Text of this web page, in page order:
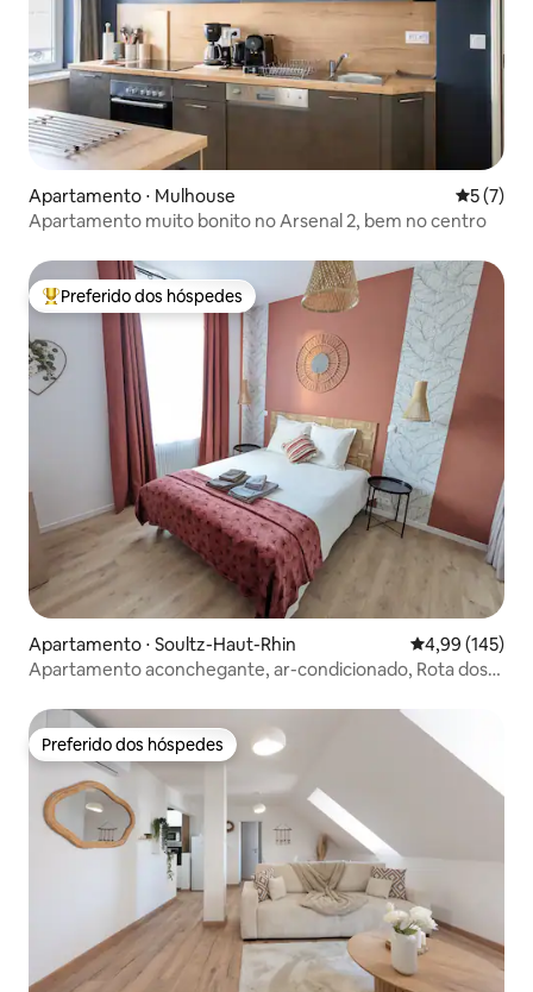
Apartamento ⋅ Mulhouse 5 de
5 (7)
Apartamento muito bonito no Arsenal 2, bem no centro
Entre os melhores preferidos dos hóspedes
Preferido dos hóspedes
Apartamento ⋅ Soultz-Haut-Rhin 4,99 de uma
4,99 (145)
Apartamento aconchegante, ar-condicionado, Rota dos
Preferido dos hóspedes
Preferido dos hóspedes